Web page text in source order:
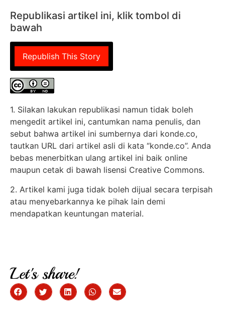
Republikasi artikel ini, klik tombol di
bawah
Republish This Story
1. Silakan lakukan republikasi namun tidak boleh
mengedit artikel ini, cantumkan nama penulis, dan
sebut bahwa artikel ini sumbernya dari konde.co,
tautkan URL dari artikel asli di kata “konde.co”. Anda
bebas menerbitkan ulang artikel ini baik online
maupun cetak di bawah lisensi Creative Commons.
2. Artikel kami juga tidak boleh dijual secara terpisah
atau menyebarkannya ke pihak lain demi
mendapatkan keuntungan material.
Let's share!